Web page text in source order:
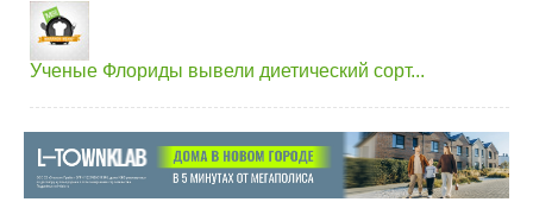
Ученые Флориды вывели диетический сорт...